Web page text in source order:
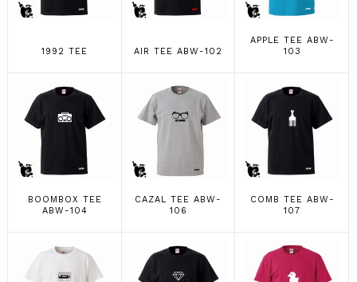
1992 TEE AIR TEE ABW-102
APPLE TEE ABW-
103
BOOMBOX TEE
ABW-104
CAZAL TEE ABW-
106
COMB TEE ABW-
107